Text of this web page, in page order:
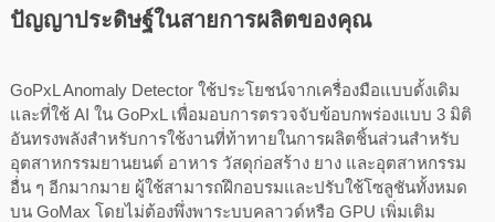
ปัญญาประดิษฐ์ในสายการผลิตของคุณ
GoPxL Anomaly Detector ใช้ประโยชน์จากเครื่องมือแบบดั้งเดิม
และที่ใช้ AI ใน GoPxL เพื่อมอบการตรวจจับข้อบกพร่องแบบ 3 มิติ
อันทรงพลังสำหรับการใช้งานที่ท้าทายในการผลิตชิ้นส่วนสำหรับ
อุตสาหกรรมยานยนต์ อาหาร วัสดุก่อสร้าง ยาง และอุตสาหกรรม
อื่น ๆ อีกมากมาย ผู้ใช้สามารถฝึกอบรมและปรับใช้โซลูชันทั้งหมด
บน GoMax โดยไม่ต้องพึ่งพาระบบคลาวด์หรือ GPU เพิ่มเติม